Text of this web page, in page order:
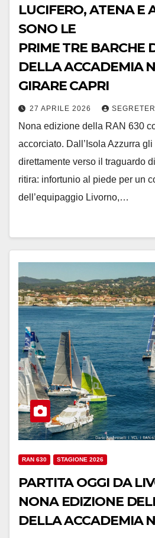
LUCIFERO, ATENA E
SONO LE
PRIME TRE BARCHE
DELLA ACCADEMIA
GIRARE CAPRI
27 APRILE 2026
Nona edizione della RAN 630
accorciato. Dall’Isola Azzurra
direttamente verso il traguardo
ritira: infortunio al piede per un
dell’equipaggio Livorno,…
RAN 630 STAGIONE 2026
PARTITA OGGI DA
NONA EDIZIONE
DELLA ACCADEMIA